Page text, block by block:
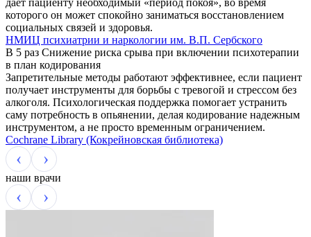
дает пациенту необходимый «период покоя», во время
которого он может спокойно заниматься восстановлением
социальных связей и здоровья.
НМИЦ психиатрии и наркологии им. В.П. Сербского
В 5 раз Снижение риска срыва при включении психотерапии
в план кодирования
Запретительные методы работают эффективнее, если пациент
получает инструменты для борьбы с тревогой и стрессом без
алкоголя. Психологическая поддержка помогает устранить
саму потребность в опьянении, делая кодирование надежным
инструментом, а не просто временным ограничением.
Cochrane Library (Кокрейновская библиотека)
наши врачи